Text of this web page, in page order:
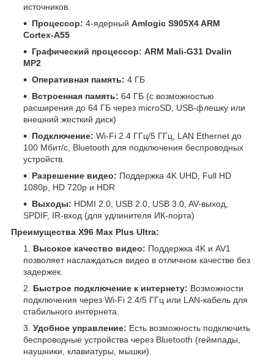
источников.
Процессор: 4-ядерный Amlogic S905X4 ARM
Cortex-A55
Графический процессор: ARM Mali-G31 Dvalin
MP2
Оперативная память: 4 ГБ
Встроенная память: 64 ГБ (с возможностью
расширения до 64 ГБ через microSD, USB-флешку или
внешний жесткий диск)
Подключение: Wi-Fi 2.4 ГГц/5 ГГц, LAN Ethernet до
100 Мбит/с, Bluetooth для подключения беспроводных
устройств.
Разрешение видео: Поддержка 4K UHD, Full HD
1080p, HD 720p и HDR
Выходы: HDMI 2.0, USB 2.0, USB 3.0, AV-выход,
SPDIF, IR-вход (для удлинителя ИК-порта)
Преимущества X96 Max Plus Ultra:
Высокое качество видео: Поддержка 4K и AV1
позволяет наслаждаться видео в отличном качестве без
задержек.
Быстрое подключение к интернету: Возможности
подключения через Wi-Fi 2.4/5 ГГц или LAN-кабель для
стабильного интернета.
Удобное управление: Есть возможность подключить
беспроводные устройства через Bluetooth (геймпады,
наушники, клавиатуры, мышки).